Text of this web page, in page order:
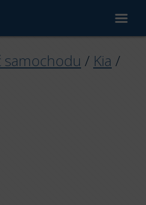
samochodu
samochodu / Kia /